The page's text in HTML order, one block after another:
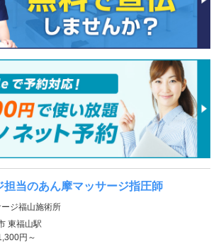
担当のあん摩マッサージ指圧師
ジ福山施術所
東福山駅
円～